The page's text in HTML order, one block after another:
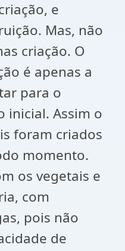
e
Mas, não
criação. O
é apenas a
para o
inicial. Assim o
foram criados
momento.
os vegetais e
com
pois não
de